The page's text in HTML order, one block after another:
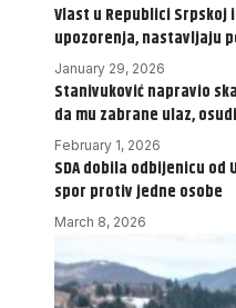
Vlast u Republici Srpskoj
upozorenja, nastavljaju
January 29, 2026
Stanivuković napravio
da mu zabrane ulaz,
February 1, 2026
SDA dobila odbijenicu od
spor protiv jedne osobe
March 8, 2026